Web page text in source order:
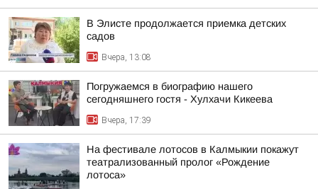
В Элисте продолжается приемка детских
садов
Вчера, 13:08
Погружаемся в биографию нашего
сегодняшнего гостя - Хулхачи Кикеева
Вчера, 17:39
На фестивале лотосов в Калмыкии покажут
театрализованный пролог «Рождение
лотоса»